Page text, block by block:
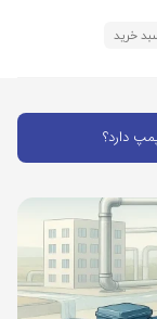
خرید
دارد؟